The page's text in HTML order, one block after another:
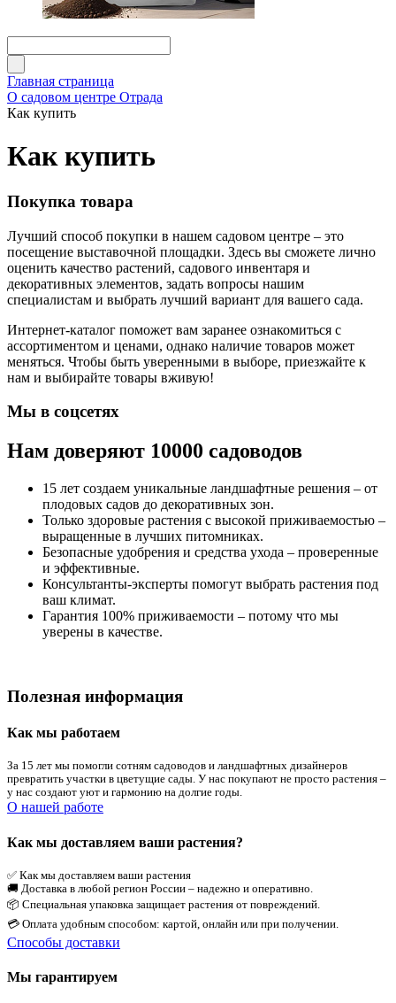
Главная страница
О садовом центре Отрада
Как купить
Как купить
Покупка товара
Лучший способ покупки в нашем садовом центре – это
посещение выставочной площадки. Здесь вы сможете лично
оценить качество растений, садового инвентаря и
декоративных элементов, задать вопросы нашим
специалистам и выбрать лучший вариант для вашего сада.
Интернет-каталог поможет вам заранее ознакомиться с
ассортиментом и ценами, однако наличие товаров может
меняться. Чтобы быть уверенными в выборе, приезжайте к
нам и выбирайте товары вживую!
Мы в соцсетях
Нам доверяют 10000 садоводов
15 лет создаем уникальные ландшафтные решения – от
плодовых садов до декоративных зон.
Только здоровые растения с высокой приживаемостью –
выращенные в лучших питомниках.
Безопасные удобрения и средства ухода – проверенные
и эффективные.
Консультанты-эксперты помогут выбрать растения под
ваш климат.
Гарантия 100% приживаемости – потому что мы
уверены в качестве.
Полезная информация
Как мы работаем
За 15 лет мы помогли сотням садоводов и ландшафтных дизайнеров
превратить участки в цветущие сады. У нас покупают не просто растения –
у нас создают уют и гармонию на долгие годы.
О нашей работе
Как мы доставляем ваши растения?
✅ Как мы доставляем ваши растения
🚚 Доставка в любой регион России – надежно и оперативно.
📦 Специальная упаковка защищает растения от повреждений.
💳 Оплата удобным способом: картой, онлайн или при получении.
Способы доставки
Мы гарантируем